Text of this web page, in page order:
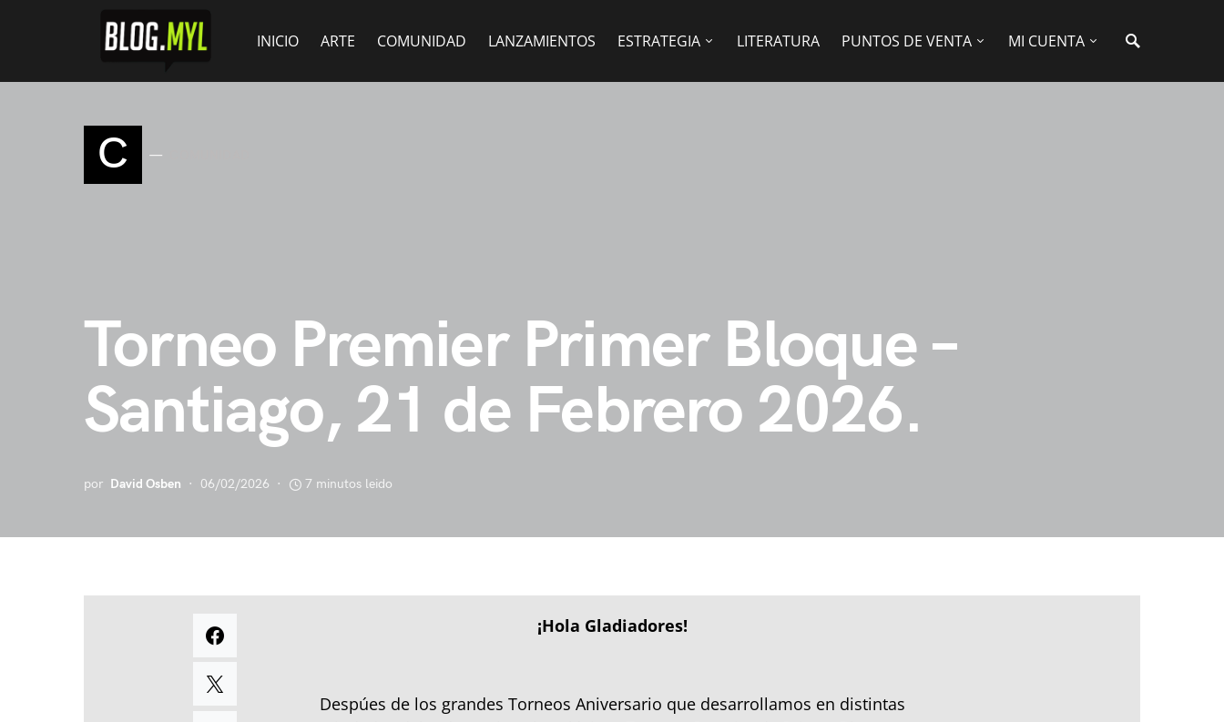
INICIO ARTE COMUNIDAD LANZAMIENTOS ESTRATEGIA LITERATURA PUNTOS DE VENTA MI CUENTA
C
Torneo Premier Primer Bloque –
Santiago, 21 de Febrero 2026.
por David Osben 06/02/2026 7 minutos leido
¡Hola Gladiadores!
Despúes de los grandes Torneos Aniversario que desarrollamos en distintas